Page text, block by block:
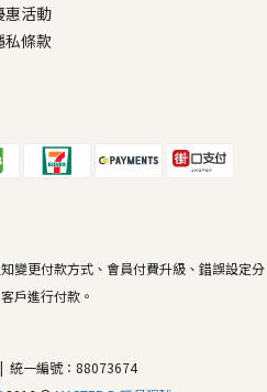
惠活動
私條款
變更付款方式、會員付費升級、錯誤設定分
戶進行付款。
統一編號：88073674